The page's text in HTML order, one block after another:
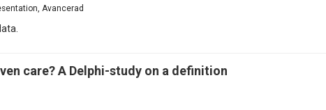
Avancerad
care? A Delphi-study on a definition